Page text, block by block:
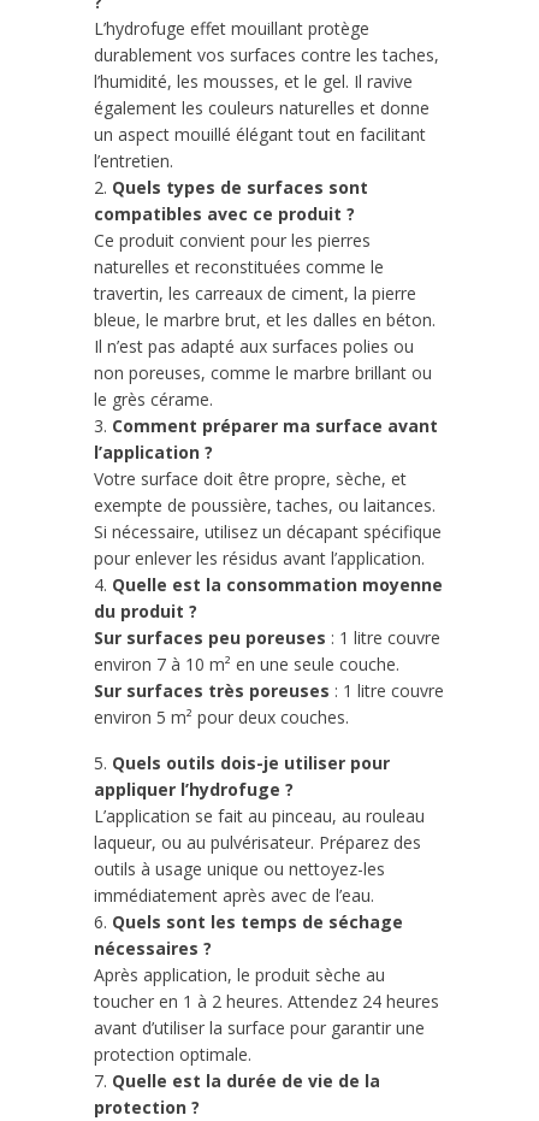
L’hydrofuge effet mouillant protège
durablement vos surfaces contre les taches,
l’humidité, les mousses, et le gel. Il ravive
également les couleurs naturelles et donne
un aspect mouillé élégant tout en facilitant
l’entretien.
2. Quels types de surfaces sont
compatibles avec ce produit ?
Ce produit convient pour les pierres
naturelles et reconstituées comme le
travertin, les carreaux de ciment, la pierre
bleue, le marbre brut, et les dalles en béton.
Il n’est pas adapté aux surfaces polies ou
non poreuses, comme le marbre brillant ou
le grès cérame.
3. Comment préparer ma surface avant
l’application ?
Votre surface doit être propre, sèche, et
exempte de poussière, taches, ou laitances.
Si nécessaire, utilisez un décapant spécifique
pour enlever les résidus avant l’application.
4. Quelle est la consommation moyenne
du produit ?
Sur surfaces peu poreuses : 1 litre couvre
environ 7 à 10 m² en une seule couche.
Sur surfaces très poreuses : 1 litre couvre
environ 5 m² pour deux couches.
5. Quels outils dois-je utiliser pour
appliquer l’hydrofuge ?
L’application se fait au pinceau, au rouleau
laqueur, ou au pulvérisateur. Préparez des
outils à usage unique ou nettoyez-les
immédiatement après avec de l’eau.
6. Quels sont les temps de séchage
nécessaires ?
Après application, le produit sèche au
toucher en 1 à 2 heures. Attendez 24 heures
avant d’utiliser la surface pour garantir une
protection optimale.
7. Quelle est la durée de vie de la
protection ?